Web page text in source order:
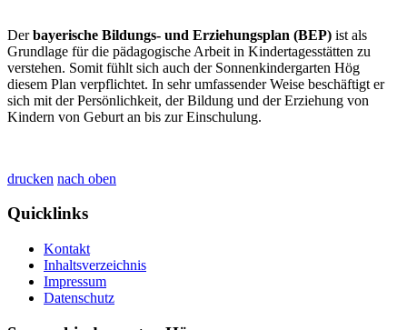
Derbayerische Bildungs- und Erziehungsplan (BEP) ist als
Grundlage für die pädagogische Arbeit in Kindertagesstätten zu
verstehen. Somit fühlt sich auch der Sonnenkindergarten Hög
diesem Plan verpflichtet. In sehr umfassender Weise beschäftigt er
sich mit der Persönlichkeit, der Bildung und der Erziehung von
Kindern von Geburt an bis zur Einschulung.
drucken nach oben
Quicklinks
Kontakt
Inhaltsverzeichnis
Impressum
Datenschutz